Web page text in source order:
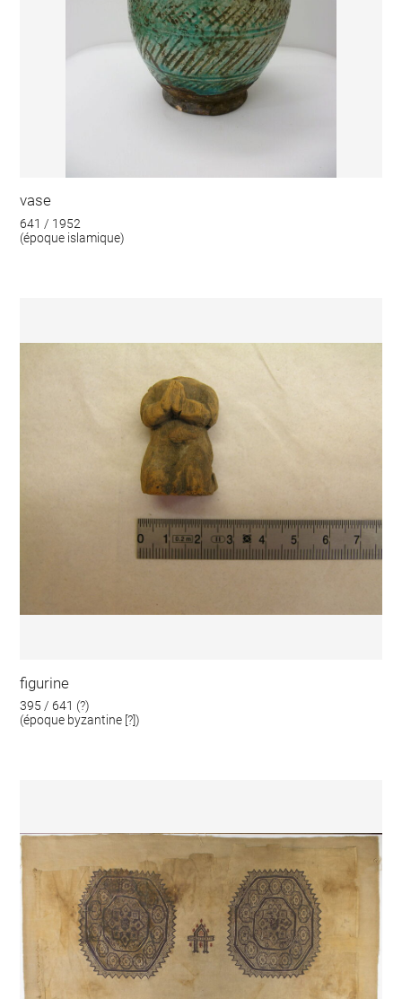
vase
641 / 1952
(époque islamique)
figurine
395 / 641 (?)
(époque byzantine [?])